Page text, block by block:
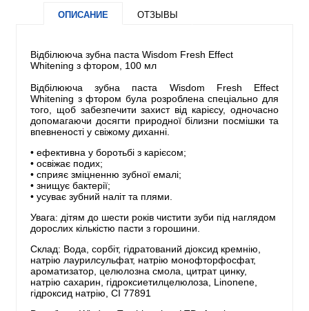
ОПИСАНИЕ ОТЗЫВЫ
Відбілююча зубна паста Wisdom Fresh Effect
Whitening з фтором, 100 мл
Відбілююча зубна паста Wisdom Fresh Effect
Whitening з фтором була розроблена спеціально для
того, щоб забезпечити захист від карієсу, одночасно
допомагаючи досягти природної білизни посмішки та
впевненості у свіжому диханні.
• ефективна у боротьбі з карієсом;
• освіжає подих;
• сприяє зміцненню зубної емалі;
• знищує бактерії;
• усуває зубний наліт та плями.
Увага: дітям до шести років чистити зуби під наглядом
дорослих кількістю пасти з горошини.
Склад: Вода, сорбіт, гідратований діоксид кремнію,
натрію лаурилсульфат, натрію монофторфосфат,
ароматизатор, целюлозна смола, цитрат цинку,
натрію сахарин, гідроксиетилцелюлоза, Linonene,
гідроксид натрію, CI 77891